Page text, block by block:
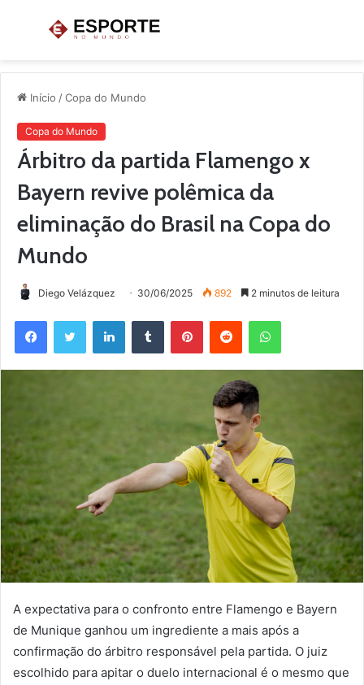
Menu
Início /Copa do Mundo
Copa do Mundo
Árbitro da partida Flamengo x
Bayern revive polêmica da
eliminação do Brasil na Copa do
Mundo
Diego Velázquez 30/06/2025 892 2 minutos de leitura
FacebookTwitter LinkedinTumblr PinterestReddit WhatsApp
A expectativa para o confronto entre Flamengo e Bayern
de Munique ganhou um ingrediente a mais após a
confirmação do árbitro responsável pela partida. O juiz
escolhido para apitar o duelo internacional é o mesmo que